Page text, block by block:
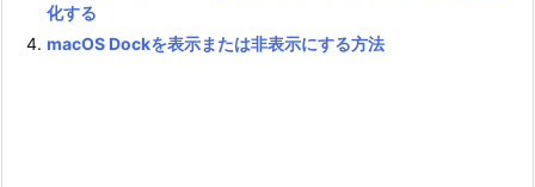
化する
macOS Dockを表示または非表示にする方法